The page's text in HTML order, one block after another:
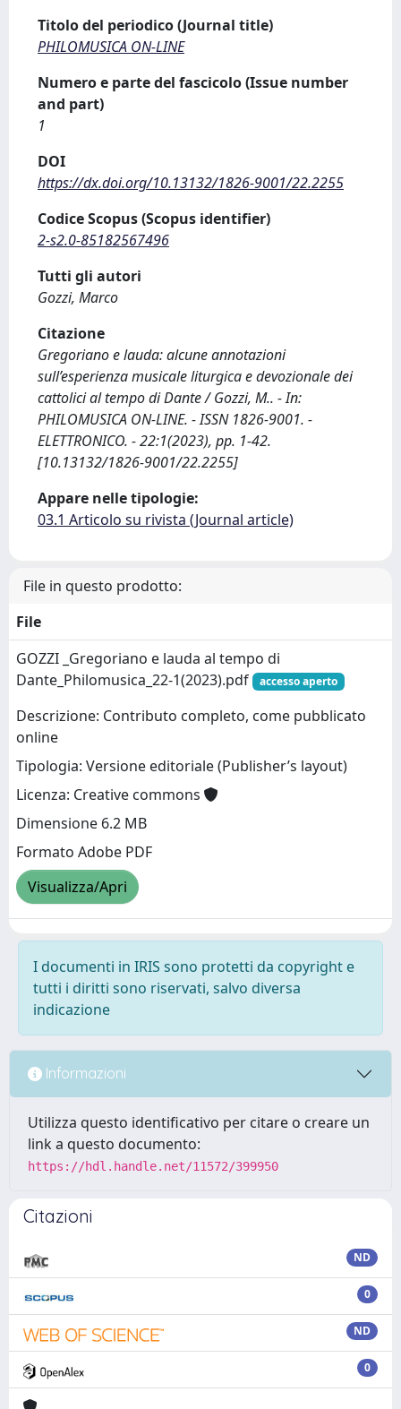
Titolo del periodico (Journal title)
PHILOMUSICA ON-LINE
Numero e parte del fascicolo (Issue number
and part)
1
DOI
https://dx.doi.org/10.13132/1826-9001/22.2255
Codice Scopus (Scopus identifier)
2-s2.0-85182567496
Tutti gli autori
Gozzi, Marco
Citazione
Gregoriano e lauda: alcune annotazioni
sull’esperienza musicale liturgica e devozionale dei
cattolici al tempo di Dante / Gozzi, M.. - In:
PHILOMUSICA ON-LINE. - ISSN 1826-9001. -
ELETTRONICO. - 22:1(2023), pp. 1-42.
[10.13132/1826-9001/22.2255]
Appare nelle tipologie:
03.1 Articolo su rivista (Journal article)
File in questo prodotto:
File
GOZZI _Gregoriano e lauda al tempo di
Dante_Philomusica_22-1(2023).pdf
accesso aperto
Descrizione: Contributo completo, come pubblicato
online
Tipologia: Versione editoriale (Publisher’s layout)
Licenza: Creative commons
Dimensione 6.2 MB
Formato Adobe PDF
Visualizza/Apri
I documenti in IRIS sono protetti da copyright e
tutti i diritti sono riservati, salvo diversa
indicazione
Informazioni
Utilizza questo identificativo per citare o creare un
link a questo documento:
https://hdl.handle.net/11572/399950
Citazioni
ND
0
ND
0